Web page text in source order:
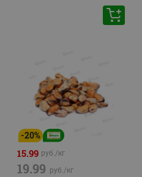
-20%
15.99 руб./кг
19.99 руб./кг